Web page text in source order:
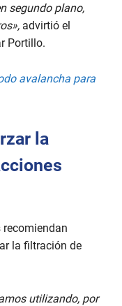
segundo plano,
advirtió el
Portillo.
avalancha para
la
recomiendan
la filtración de
utilizando, por